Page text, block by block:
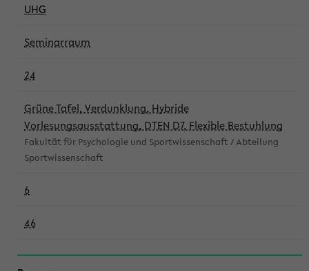
UHG
Seminarraum
24
Grüne Tafel, Verdunklung, Hybride
Vorlesungsausstattung, DTEN D7, Flexible Bestuhlung
Fakultät für Psychologie und Sportwissenschaft / Abteilung
Sportwissenschaft
6
46